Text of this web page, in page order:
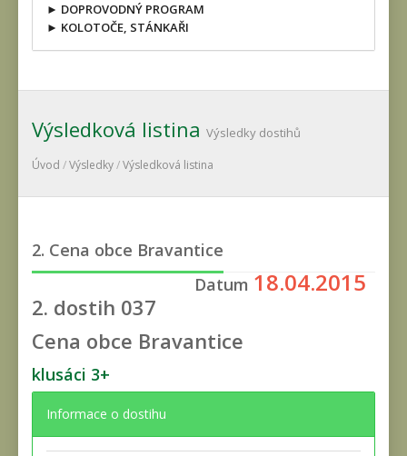
► DOPROVODNÝ PROGRAM
► KOLOTOČE, STÁNKAŘI
Výsledková listina Výsledky dostihů
Úvod /Výsledky/Výsledková listina
2. Cena obce Bravantice
Datum 18.04.2015
2. dostih 037
Cena obce Bravantice
klusáci 3+
Informace o dostihu